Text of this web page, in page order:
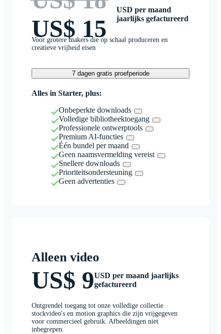
US$ 15
USD per maand
jaarlijks gefactureerd
Voor grotere makers die op schaal produceren en
creatieve vrijheid eisen
7 dagen gratis proefperiode
Alles in Starter, plus:
Onbeperkte downloads
Volledige bibliotheektoegang
Professionele ontwerptools
Premium AI-functies
Één bundel per maand
Geen naamsvermelding vereist
Snellere downloads
Prioriteitsondersteuning
Geen advertenties
Alleen video
US$ 9USD per maand jaarlijks
gefactureerd
Ontgrendel toegang tot onze volledige collectie
stockvideo's en motion graphics die zijn vrijgegeven
voor commercieel gebruik. Afbeeldingen niet
inbegrepen.